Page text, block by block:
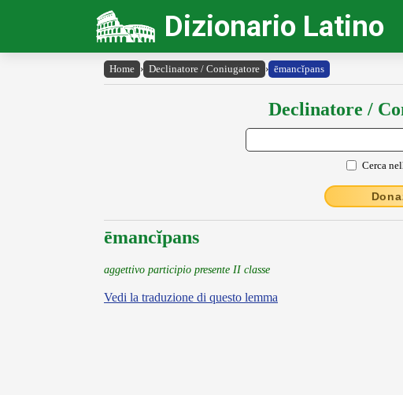
Dizionario Latino
Home › Declinatore / Coniugatore › ēmancĭpans
Declinatore /
Cerca
ēmancĭpans
aggettivo participio presente II classe
Vedi la traduzione di questo lemma